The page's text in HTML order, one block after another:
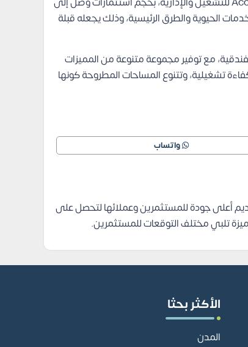
الحيوية والطرق الرئيسية، وذلك يجعله قبلة
مع توفير مجموعة متنوعة من المميزات
تشغيلية، وتتنوع المساحات المطروحة كونها
واتساب
أعلى جودة للمستثمرين وعملائها لتحصل على
تلبي مختلف التوقعات للمستثمرين.
الأكثر بحثا
المدن